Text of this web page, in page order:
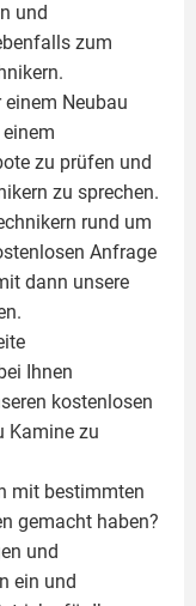
und
zum
Neubau
zu prüfen und
zu sprechen.
rund um
Anfrage
dann unsere
Ihnen
kostenlosen
Kamine zu
mit bestimmten
gemacht haben?
und
ein und